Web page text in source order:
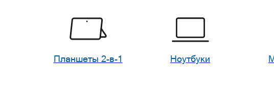
Планшеты 2-в-1 Ноутбуки